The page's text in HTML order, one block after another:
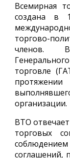
Всемирная
создана в
торгово-
членов.
торговле
организации.
ВТО
торговых
соглашений,